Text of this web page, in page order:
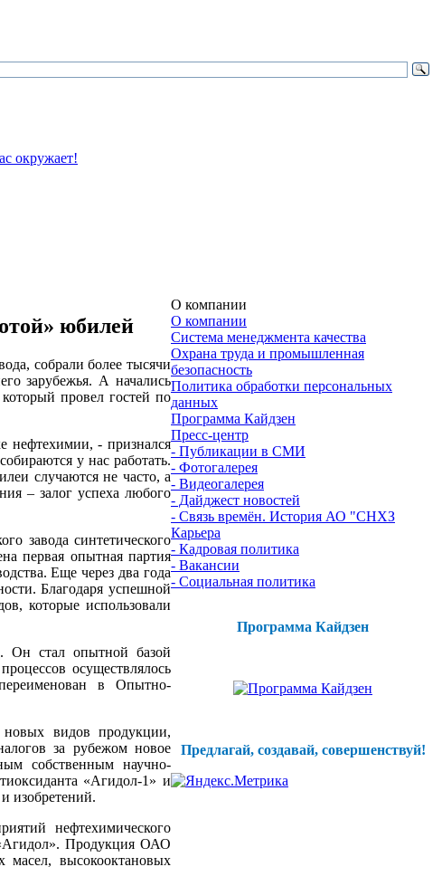
юбилей
собрали более тысячи
зарубежья. А начались
провел гостей по
нефтехимии, - признался
у нас работать.
случаются не часто, а
– залог успеха любого
завода синтетического
первая опытная партия
Еще через два года
Благодаря успешной
которые использовали
Он стал опытной базой
осуществлялось
в Опытно-
видов продукции,
за рубежом новое
собственным научно-
«Агидол-1» и
изобретений.
нефтехимического
Продукция ОАО
масел, высокооктановых
О компании
О компании
Система менеджмента качества
Охрана труда и промышленная
безопасность
Политика обработки персональных
данных
Программа Кайдзен
Пресс-центр
- Публикации в СМИ
- Фотогалерея
- Видеогалерея
- Дайджест новостей
- Связь времён. История АО "СНХЗ
Карьера
- Кадровая политика
- Вакансии
- Социальная политика
Программа Кайдзен
Предлагай, создавай, совершенствуй!